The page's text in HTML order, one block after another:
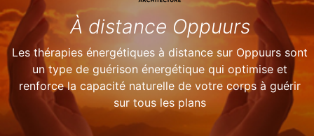
À distance Oppuurs
Les thérapies énergétiques à distance sur Oppuurs sont
un type de guérison énergétique qui optimise et
renforce la capacité naturelle de votre corps à guérir
sur tous les plans